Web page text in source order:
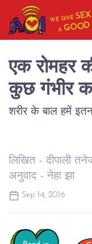
WE GIVESEX
AGOOD
एक रोमहर
कुछ गंभीर
शरीर के बाल हमें
लिखित - दीपाली
अनुवाद - नेहा झा
Sep 14, 2016